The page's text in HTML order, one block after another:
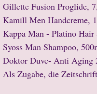
Gillette Fusion Proglide,
Kamill Men Handcreme,
Kappa Man - Platino
Syoss Man Shampoo,
Doktor Duve- Anti Aging
Als Zugabe, die